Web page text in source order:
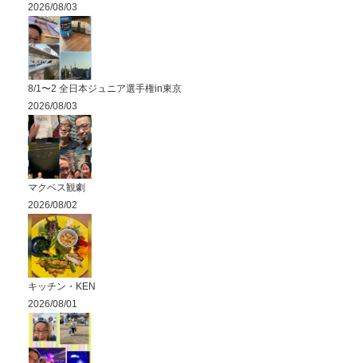
2026/08/03
8/1〜2 全日本ジュニア選手権in東京
2026/08/03
マクベス観劇
2026/08/02
キッチン・KEN
2026/08/01